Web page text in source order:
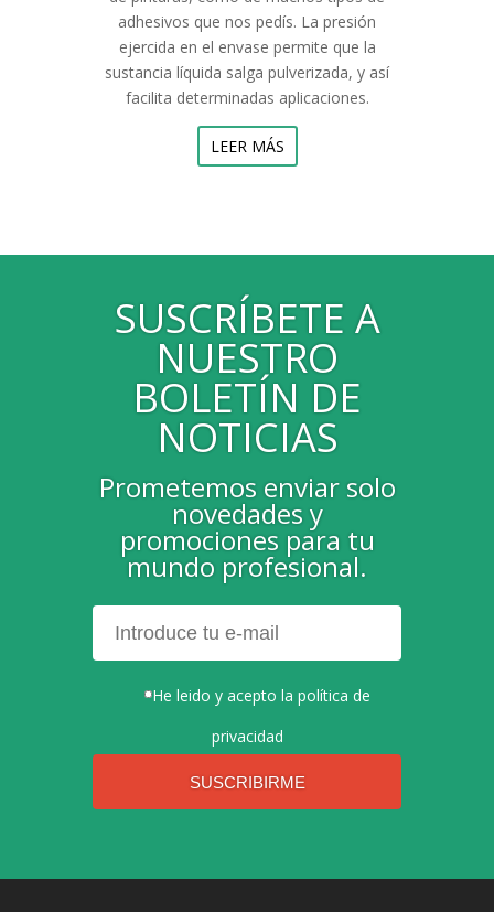
adhesivos que nos pedís. La presión
ejercida en el envase permite que la
sustancia líquida salga pulverizada, y así
facilita determinadas aplicaciones.
LEER MÁS
SUSCRÍBETE A
NUESTRO
BOLETÍN DE
NOTICIAS
Prometemos enviar solo
novedades y
promociones para tu
mundo profesional.
He leido y acepto la política de
privacidad